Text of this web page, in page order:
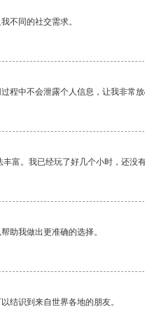
不同的社交需求。
程中不会泄露个人信息，让我非常放
富。我已经玩了好几个小时，还没有
助我做出更准确的选择。
结识到来自世界各地的朋友。